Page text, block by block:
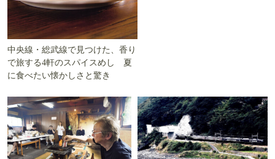
中央線・総武線で見つけた、香り
で旅する4軒のスパイスめし 夏
に食べたい懐かしさと驚き